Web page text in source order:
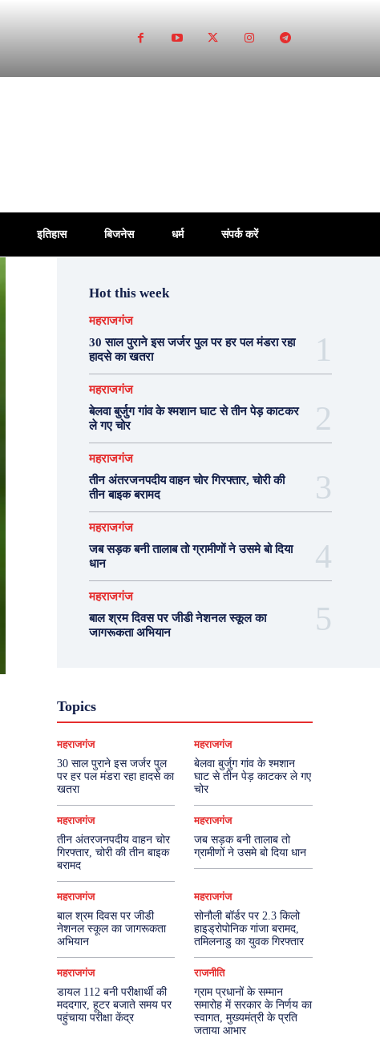
इतिहास बिजनेस धर्म संपर्क करें
Hot this week
महराजगंज
30 साल पुराने इस जर्जर पुल पर हर पल मंडरा रहा
हादसे का खतरा
महराजगंज
बेलवा बुर्जुग गांव के श्मशान घाट से तीन पेड़ काटकर
ले गए चोर
महराजगंज
तीन अंतरजनपदीय वाहन चोर गिरफ्तार, चोरी की
तीन बाइक बरामद
महराजगंज
जब सड़क बनी तालाब तो ग्रामीणों ने उसमे बो दिया
धान
महराजगंज
बाल श्रम दिवस पर जीडी नेशनल स्कूल का
जागरूकता अभियान
Topics
महराजगंज
30 साल पुराने इस जर्जर पुल
पर हर पल मंडरा रहा हादसे का
खतरा
महराजगंज
बेलवा बुर्जुग गांव के श्मशान
घाट से तीन पेड़ काटकर ले गए
चोर
महराजगंज
तीन अंतरजनपदीय वाहन चोर
गिरफ्तार, चोरी की तीन बाइक
बरामद
महराजगंज
जब सड़क बनी तालाब तो
ग्रामीणों ने उसमे बो दिया धान
महराजगंज
बाल श्रम दिवस पर जीडी
नेशनल स्कूल का जागरूकता
अभियान
महराजगंज
सोनौली बॉर्डर पर 2.3 किलो
हाइड्रोपोनिक गांजा बरामद,
तमिलनाडु का युवक गिरफ्तार
महराजगंज
डायल 112 बनी परीक्षार्थी की
मददगार, हूटर बजाते समय पर
पहुंचाया परीक्षा केंद्र
राजनीति
ग्राम प्रधानों के सम्मान
समारोह में सरकार के निर्णय का
स्वागत, मुख्यमंत्री के प्रति
जताया आभार